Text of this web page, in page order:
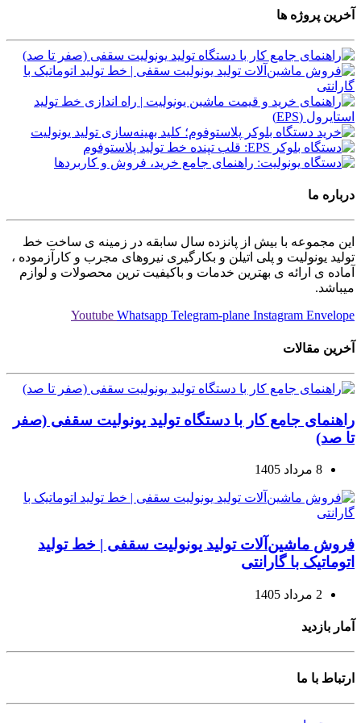
آخرین پروژه ها
درباره ما
این مجموعه با بیش از پانزده سال سابقه در زمینه ی ساخت خط
تولید یونولیت و پلی اتیلن و بکارگیری نیروهای مجرب و کارآزموده ،
آماده ی ارائه ی بهترین خدمات و باکیفیت ترین محصولات و لوازم
میباشد.
Youtube Whatsapp Telegram-plane Instagram Envelope
آخرین مقالات
راهنمای جامع کار با دستگاه تولید یونولیت سقفی (صفر
تا صد)
8 مرداد 1405
فروش ماشین‌آلات تولید یونولیت سقفی | خط تولید
اتوماتیک با گارانتی
2 مرداد 1405
آمار بازدید
ارتباط با ما